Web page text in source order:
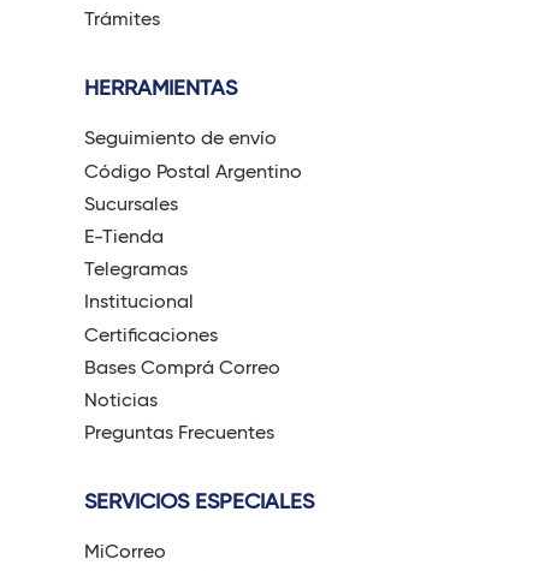
Trámites
HERRAMIENTAS
Seguimiento de envío
Código Postal Argentino
Sucursales
E-Tienda
Telegramas
Institucional
Certificaciones
Bases Comprá Correo
Noticias
Preguntas Frecuentes
SERVICIOS ESPECIALES
MiCorreo